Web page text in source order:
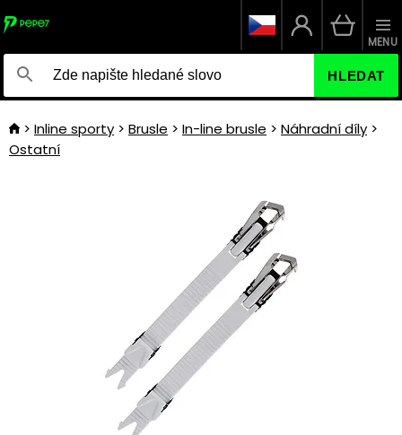
HLEDAT
MENU
Inline sporty Brusle In-line brusle
Náhradní díly
Ostatní